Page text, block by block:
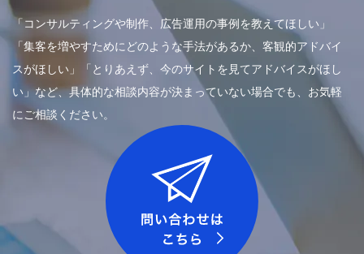
「コンサルティングや制作、広告運用の事例を教えてほしい」
「集客を増やすためにどのような手法があるか、客観的アドバイ
スがほしい」「とりあえず、今のサイトを見てアドバイスがほし
い」など、具体的な相談内容が決まっていない場合でも、お気軽
にご相談ください。